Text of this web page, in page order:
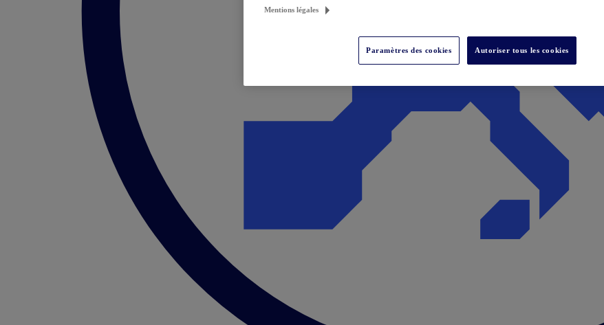
Mentions légales
Paramètres des cookies Autoriser tous les cookies